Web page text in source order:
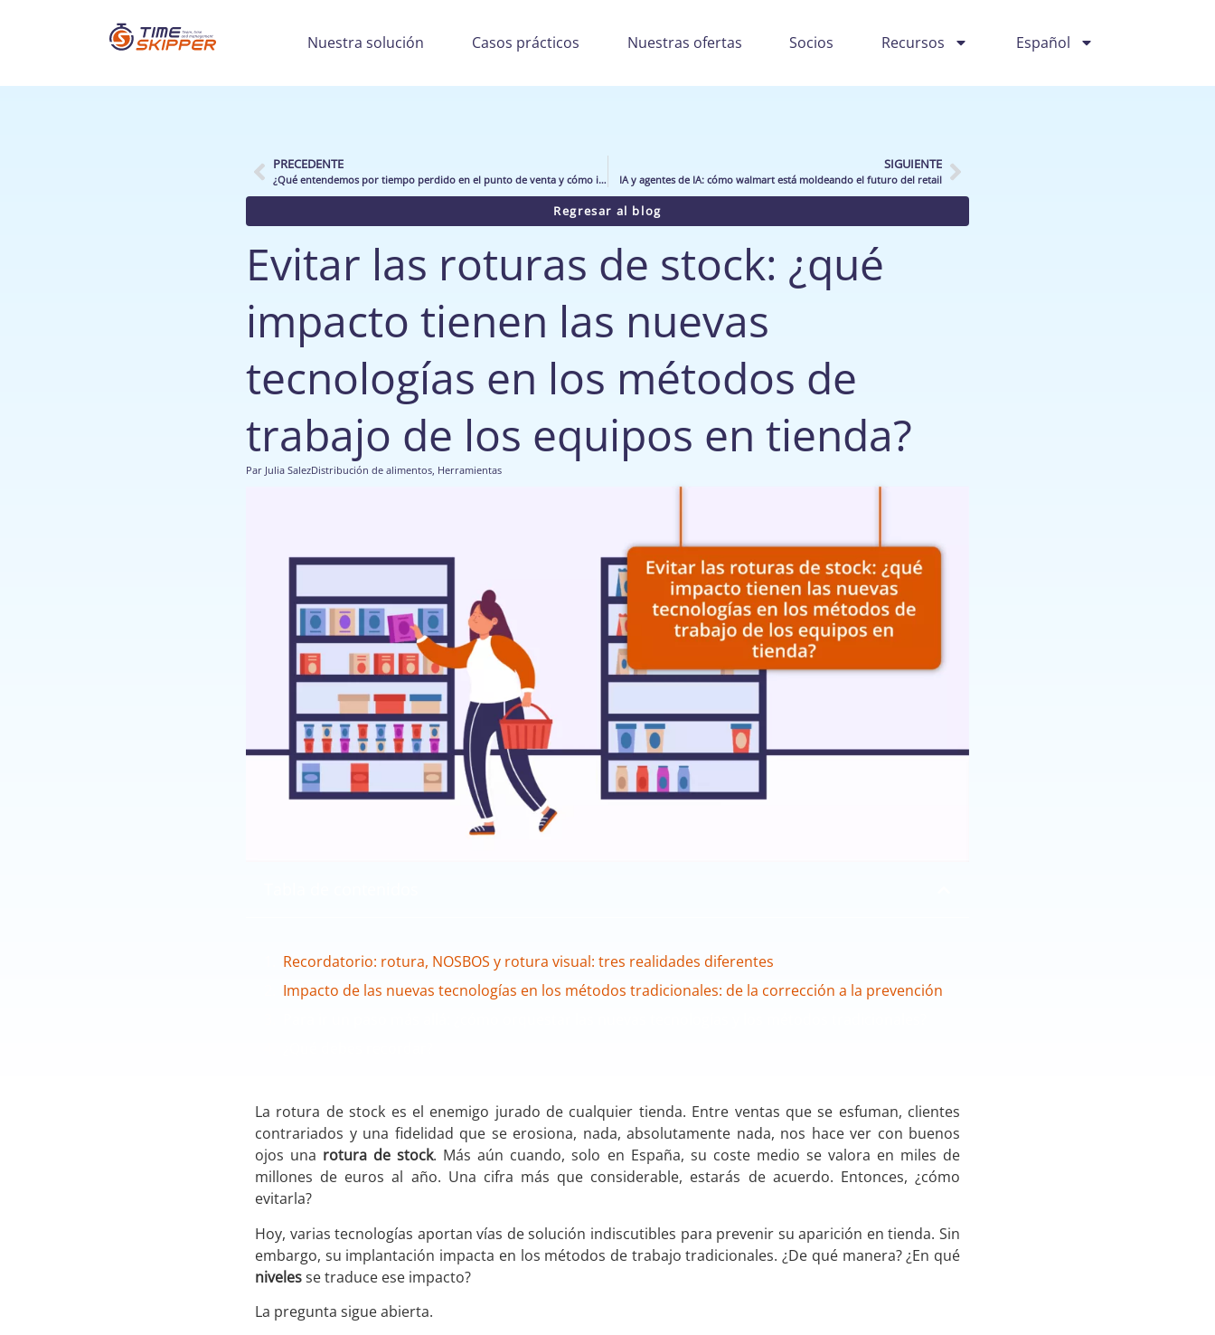
Nuestra solución Casos prácticos Nuestras ofertas Socios Recursos Español
PRECEDENTE
¿Qué entendemos por tiempo perdido en el punto de venta y cómo identificarlo con TimeSkipper?
SIGUIENTE
IA y agentes de IA: cómo walmart está moldeando el futuro del retail
Regresar al blog
Evitar las roturas de stock: ¿qué
impacto tienen las nuevas
tecnologías en los métodos de
trabajo de los equipos en tienda?
Par Julia SalezDistribución de alimentos, Herramientas
Recordatorio: rotura, NOSBOS y rotura visual: tres realidades diferentes
Impacto de las nuevas tecnologías en los métodos tradicionales: de la corrección a la prevención
La rotura de stock es el enemigo jurado de cualquier tienda. Entre ventas que se esfuman, clientes
contrariados y una fidelidad que se erosiona, nada, absolutamente nada, nos hace ver con buenos
ojos una rotura de stock. Más aún cuando, solo en España, su coste medio se valora en miles de
millones de euros al año. Una cifra más que considerable, estarás de acuerdo. Entonces, ¿cómo
evitarla?
Hoy, varias tecnologías aportan vías de solución indiscutibles para prevenir su aparición en tienda. Sin
embargo, su implantación impacta en los métodos de trabajo tradicionales. ¿De qué manera? ¿En qué
nivelesse traduce ese impacto?
La pregunta sigue abierta.